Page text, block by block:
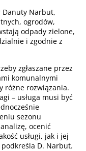
Danuty Narbut,
ogrodów,
odpady zielone,
i zgodnie z
zgłaszane przez
komunalnymi
różne rozwiązania.
– usługa musi być
sezonu
ocenić
usługi, jak i jej
podkreśla D. Narbut.